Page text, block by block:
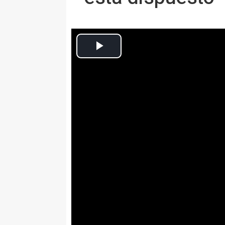
Europa Press Catalunya
Actualizado: viernes, 24 noviembre 2017 12:13